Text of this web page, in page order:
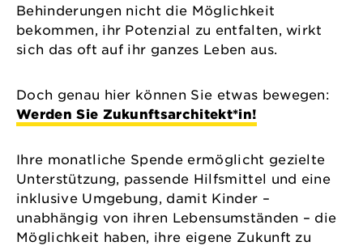
Behinderungen nicht die Möglichkeit
bekommen, ihr Potenzial zu entfalten, wirkt
sich das oft auf ihr ganzes Leben aus.
Doch genau hier können Sie etwas bewegen:
Werden Sie Zukunftsarchitekt*in!
Ihre monatliche Spende ermöglicht gezielte
Unterstützung, passende Hilfsmittel und eine
inklusive Umgebung, damit Kinder –
unabhängig von ihren Lebensumständen – die
Möglichkeit haben, ihre eigene Zukunft zu